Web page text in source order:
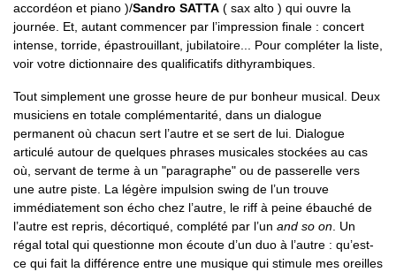
accordéon et piano )/Sandro SATTA ( sax alto ) qui ouvre la
journée. Et, autant commencer par l’impression finale : concert
intense, torride, épastrouillant, jubilatoire... Pour compléter la liste,
voir votre dictionnaire des qualificatifs dithyrambiques.
Tout simplement une grosse heure de pur bonheur musical. Deux
musiciens en totale complémentarité, dans un dialogue
permanent où chacun sert l’autre et se sert de lui. Dialogue
articulé autour de quelques phrases musicales stockées au cas
où, servant de terme à un "paragraphe" ou de passerelle vers
une autre piste. La légère impulsion swing de l’un trouve
immédiatement son écho chez l’autre, le riff à peine ébauché de
l’autre est repris, décortiqué, complété par l’un and so on . Un
régal total qui questionne mon écoute d’un duo à l’autre : qu’est-
ce qui fait la différence entre une musique qui stimule mes oreilles